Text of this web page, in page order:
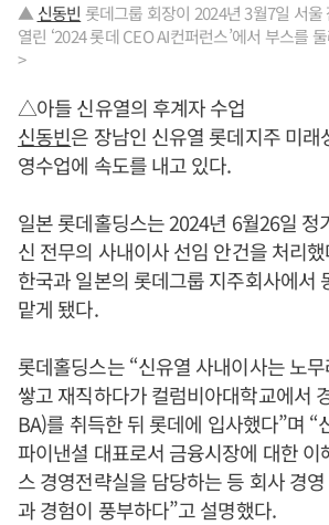
▲ 신동빈 롯데그룹 회장이 2024년 3월7일 서
열린 ‘2024 롯데 CEO AI컨퍼런스’에서 부스를
>
△아들 신유열의 후계자 수업
신동빈은 장남인 신유열 롯데지주 미래
영수업에 속도를 내고 있다.
일본 롯데홀딩스는 2024년 6월26일 정
신 전무의 사내이사 선임 안건을 처리
한국과 일본의 롯데그룹 지주회사에서
맡게 됐다.
롯데홀딩스는 “신유열 사내이사는 노
쌓고 재직하다가 컬럼비아대학교에서
BA)를 취득한 뒤 롯데에 입사했다”며 “
파이낸셜 대표로서 금융시장에 대한 이
스 경영전략실을 담당하는 등 회사 경
과 경험이 풍부하다”고 설명했다.